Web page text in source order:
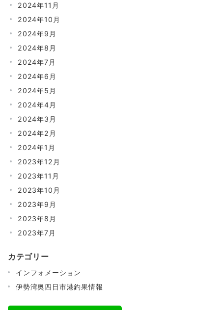
2024年11月
2024年10月
2024年9月
2024年8月
2024年7月
2024年6月
2024年5月
2024年4月
2024年3月
2024年2月
2024年1月
2023年12月
2023年11月
2023年10月
2023年9月
2023年8月
2023年7月
カテゴリー
インフォメーション
伊勢湾奥四日市港釣果情報